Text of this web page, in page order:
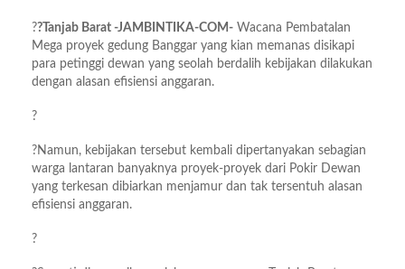
??Tanjab Barat -JAMBINTIKA-COM- Wacana Pembatalan
Mega proyek gedung Banggar yang kian memanas disikapi
para petinggi dewan yang seolah berdalih kebijakan dilakukan
dengan alasan efisiensi anggaran.
?
?Namun, kebijakan tersebut kembali dipertanyakan sebagian
warga lantaran banyaknya proyek-proyek dari Pokir Dewan
yang terkesan dibiarkan menjamur dan tak tersentuh alasan
efisiensi anggaran.
?